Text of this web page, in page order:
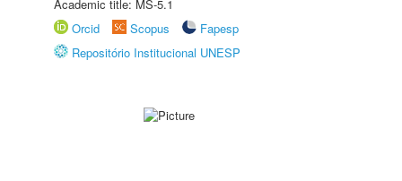
Academic title: MS-5.1
Orcid
Scopus
Fapesp
Repositório Institucional UNESP